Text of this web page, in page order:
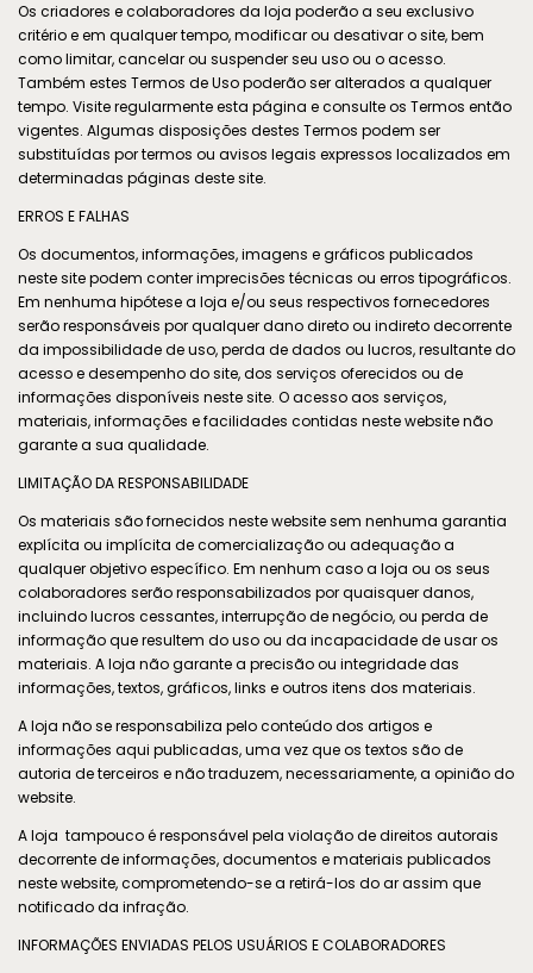
Os criadores e colaboradores da loja poderão a seu exclusivo
critério e em qualquer tempo, modificar ou desativar o site, bem
como limitar, cancelar ou suspender seu uso ou o acesso.
Também estes Termos de Uso poderão ser alterados a qualquer
tempo. Visite regularmente esta página e consulte os Termos então
vigentes. Algumas disposições destes Termos podem ser
substituídas por termos ou avisos legais expressos localizados em
determinadas páginas deste site.
ERROS E FALHAS
Os documentos, informações, imagens e gráficos publicados
neste site podem conter imprecisões técnicas ou erros tipográficos.
Em nenhuma hipótese a loja e/ou seus respectivos fornecedores
serão responsáveis por qualquer dano direto ou indireto decorrente
da impossibilidade de uso, perda de dados ou lucros, resultante do
acesso e desempenho do site, dos serviços oferecidos ou de
informações disponíveis neste site. O acesso aos serviços,
materiais, informações e facilidades contidas neste website não
garante a sua qualidade.
LIMITAÇÃO DA RESPONSABILIDADE
Os materiais são fornecidos neste website sem nenhuma garantia
explícita ou implícita de comercialização ou adequação a
qualquer objetivo específico. Em nenhum caso a loja ou os seus
colaboradores serão responsabilizados por quaisquer danos,
incluindo lucros cessantes, interrupção de negócio, ou perda de
informação que resultem do uso ou da incapacidade de usar os
materiais. A loja não garante a precisão ou integridade das
informações, textos, gráficos, links e outros itens dos materiais.
A loja não se responsabiliza pelo conteúdo dos artigos e
informações aqui publicadas, uma vez que os textos são de
autoria de terceiros e não traduzem, necessariamente, a opinião do
website.
A loja tampouco é responsável pela violação de direitos autorais
decorrente de informações, documentos e materiais publicados
neste website, comprometendo-se a retirá-los do ar assim que
notificado da infração.
INFORMAÇÕES ENVIADAS PELOS USUÁRIOS E COLABORADORES